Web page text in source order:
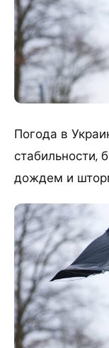
Погода в
стабильности,
дождем и